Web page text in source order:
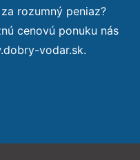
rozumný peniaz?
cenovú ponuku nás
vodar.sk.